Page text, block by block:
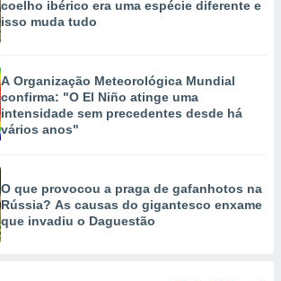
coelho ibérico era uma espécie diferente e
isso muda tudo
A Organização Meteorológica Mundial
confirma: "O El Niño atinge uma
intensidade sem precedentes desde há
vários anos"
O que provocou a praga de gafanhotos na
Rússia? As causas do gigantesco enxame
que invadiu o Daguestão